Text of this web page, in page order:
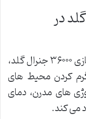
در
یکی از مهم ترین ویژگی های کولر گازی ۳۶۰۰۰ جنرال گلد،
کردن محیط های
های مدرن، دمای
می کند.